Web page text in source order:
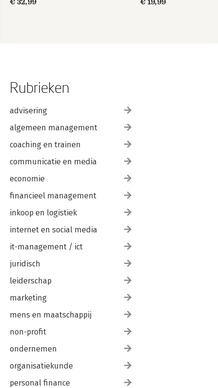
€ 32,99
€ 19,99
Rubrieken
advisering
algemeen management
coaching en trainen
communicatie en media
economie
financieel management
inkoop en logistiek
internet en social media
it-management / ict
juridisch
leiderschap
marketing
mens en maatschappij
non-profit
ondernemen
organisatiekunde
personal finance